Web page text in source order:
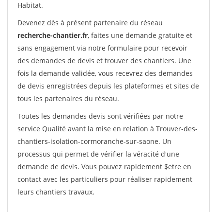
Habitat.
Devenez dès à présent partenaire du réseau
recherche-chantier.fr, faites une demande gratuite et
sans engagement via notre formulaire pour recevoir
des demandes de devis et trouver des chantiers. Une
fois la demande validée, vous recevrez des demandes
de devis enregistrées depuis les plateformes et sites de
tous les partenaires du réseau.
Toutes les demandes devis sont vérifiées par notre
service Qualité avant la mise en relation à Trouver-des-
chantiers-isolation-cormoranche-sur-saone. Un
processus qui permet de vérifier la véracité d'une
demande de devis. Vous pouvez rapidement $etre en
contact avec les particuliers pour réaliser rapidement
leurs chantiers travaux.